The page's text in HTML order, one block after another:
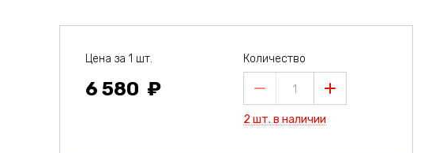
Цена за 1 шт.
6 580
Количество
1
2 шт. в наличии